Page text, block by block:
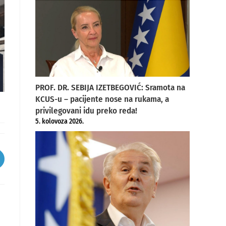
PROF. DR. SEBIJA IZETBEGOVIĆ: Sramota na
KCUS-u – pacijente nose na rukama, a
privilegovani idu preko reda!
5. kolovoza 2026.